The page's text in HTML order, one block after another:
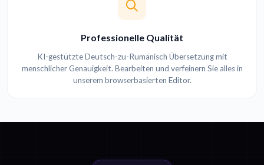
Professionelle Qualität
KI-gestützte Deutsch-zu-Rumänisch Übersetzung mit
menschlicher Genauigkeit. Bearbeiten und verfeinern Sie alles in
unserem browserbasierten Editor.